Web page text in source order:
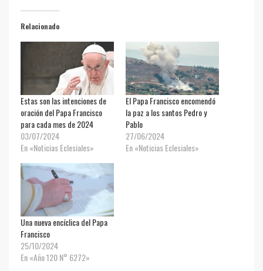
Relacionado
Estas son las intenciones de
oración del Papa Francisco
para cada mes de 2024
03/07/2024
En «Noticias Eclesiales»
El Papa Francisco encomendó
la paz a los santos Pedro y
Pablo
27/06/2024
En «Noticias Eclesiales»
Una nueva encíclica del Papa
Francisco
25/10/2024
En «Año 120 N° 6272»